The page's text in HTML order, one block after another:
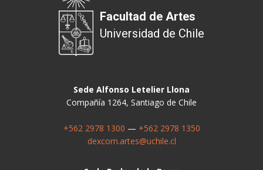
Facultad de Artes
Universidad de Chile
Sede Alfonso Letelier Llona
Compañía 1264, Santiago de Chile
+562 2978 1300 — +562 2978 1350
dexcom.artes@uchile.cl